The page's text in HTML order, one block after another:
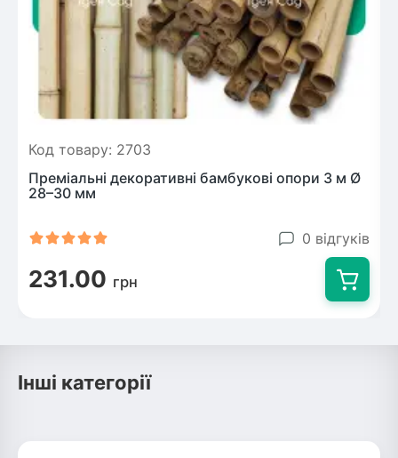
Код товару: 2703
Преміальні декоративні бамбукові опори 3 м Ø
28–30 мм
0 відгуків
231.00 грн
Інші категорії